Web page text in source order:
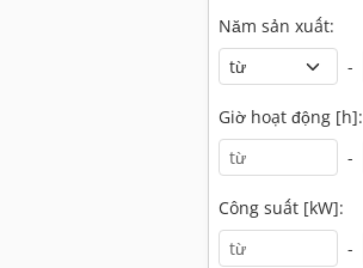
Năm sản xuất:
-
Giờ hoạt động [h]:
-
Công suất [kW]:
-